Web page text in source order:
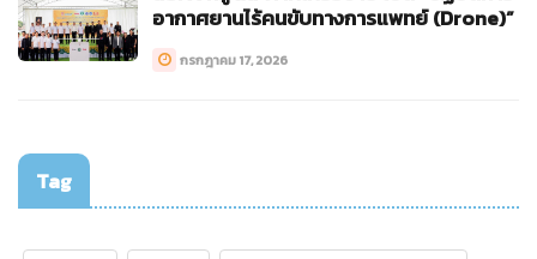
อากาศยานไร้คนขับทางการแพทย์ (Drone)”
กรกฎาคม 17, 2026
Tag